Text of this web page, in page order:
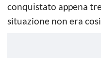
conquistato appena
situazione non era